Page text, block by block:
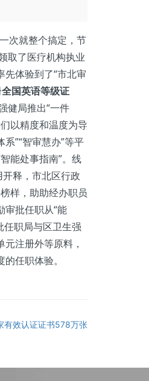
次就整个搞定，节
取了医疗机构执业
体验到了“市北审
全国英语等级证
健局推出“一件
以精度和温度为导
”“智审慧办”等平
能处事指南”。线
释，市北区行政
样，助助经办职员
审批任职从“能
任职局与区卫生强
注册外等原料，
任职体验。
有效认证证书578万张